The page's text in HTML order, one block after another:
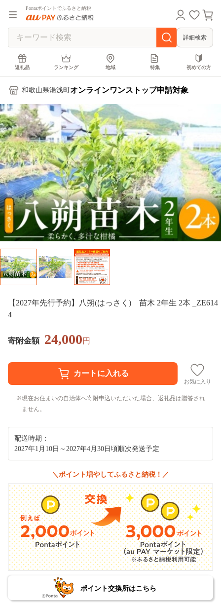
Pontaポイントでふるさと納税
詳細検索
返礼品 ランキング 地域 特集 初めての方
和歌山県湯浅町 オンラインワンストップ申請対象
【2027年先行予約】八朔(はっさく) 苗木 2年生 2本 _ZE614
4
寄附金額 24,000円
お気に入り
現在お住まいの自治体へ寄附申込いただいた場合、返礼品は贈答され
ません。
配送時期：
2027年1月10日～2027年4月30日頃順次発送予定
＼ポイント増やしてふるさと納税！／
ポイント交換所はこちら